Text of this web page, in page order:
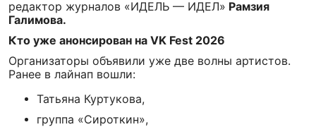
редактор журналов «ИДЕЛЬ — ИДЕЛ» Рамзия
Галимова.
Кто уже анонсирован на VK Fest 2026
Организаторы объявили уже две волны артистов.
Ранее в лайнап вошли:
Татьяна Куртукова,
группа «Сироткин»,